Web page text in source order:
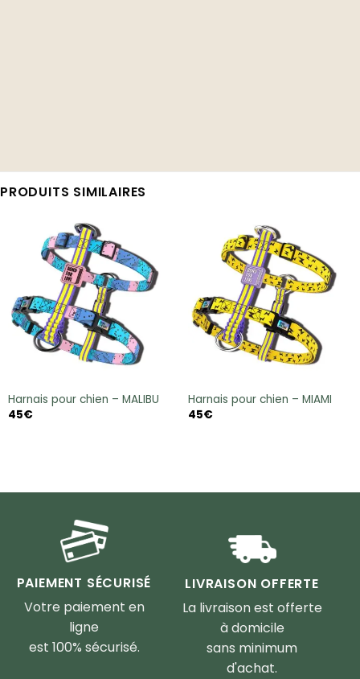
PRODUITS SIMILAIRES
Harnais pour chien – MALIBU
45€
Harnais pour chien – MIAMI
45€
PAIEMENT SÉCURISÉ
Votre paiement en
ligne
est 100% sécurisé.
LIVRAISON OFFERTE
La livraison est offerte
à domicile
sans minimum
d'achat.